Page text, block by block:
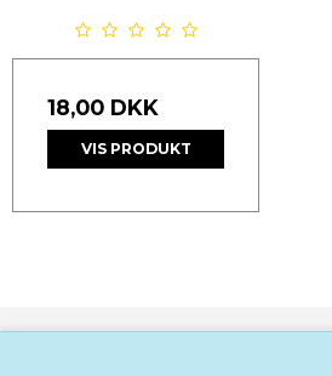
18,00 DKK
VIS PRODUKT